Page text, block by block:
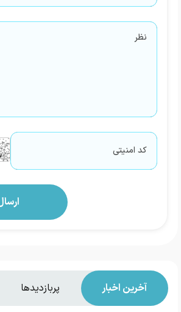
آخرین اخبار پربازدیدها